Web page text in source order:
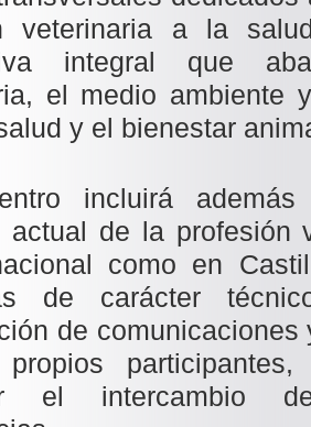
veterinaria a la
integral que
el medio ambiente
y el bienestar
incluirá
actual de la profesión
como en
de carácter
de
el intercambio